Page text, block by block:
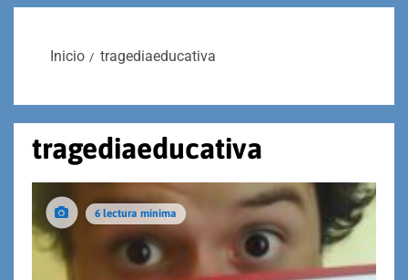
Inicio tragediaeducativa
tragediaeducativa
6 lectura mínima